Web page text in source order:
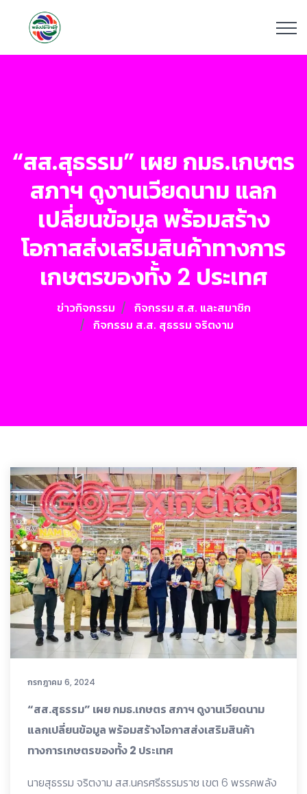
“สส.สุธรรม” เผย กมธ.เกษตร
สภาฯ ดูงานเวียดนาม แลก
เปลี่ยนข้อมูล พร้อมสร้าง
โอกาสส่งเสริมสินค้าทางการ
เกษตรของทั้ง 2 ประเทศ
ข่าวกิจกรรม
กิจกรรม ส.ส. และสมาชิก
กิจกรรม ส.ส. สุธรรม จริตงาม
กรกฎาคม 6, 2024
“สส.สุธรรม” เผย กมธ.เกษตร สภาฯ ดูงานเวียดนาม
แลกเปลี่ยนข้อมูล พร้อมสร้างโอกาสส่งเสริมสินค้า
ทางการเกษตรของทั้ง 2 ประเทศ
นายสุธรรม จริตงาม สส.นครศรีธรรมราช เขต 6 พรรคพลัง